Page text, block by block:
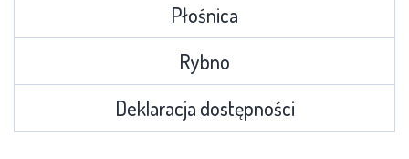
Płośnica
Rybno
Deklaracja dostępności